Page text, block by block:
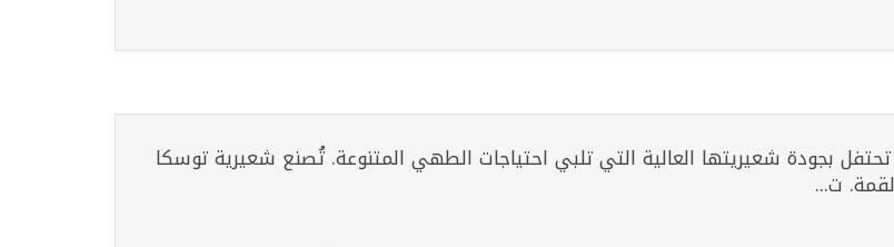
بجودة شعيريتها العالية التي تلبي احتياجات الطهي المتنوعة. تُصنع شعيرية توسكا
ت...